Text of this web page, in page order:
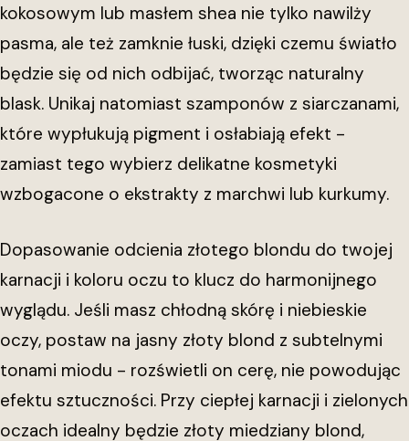
kokosowym lub masłem shea nie tylko nawilży
pasma, ale też zamknie łuski, dzięki czemu światło
będzie się od nich odbijać, tworząc naturalny
blask. Unikaj natomiast szamponów z siarczanami,
które wypłukują pigment i osłabiają efekt -
zamiast tego wybierz delikatne kosmetyki
wzbogacone o ekstrakty z marchwi lub kurkumy.
Dopasowanie odcienia złotego blondu do twojej
karnacji i koloru oczu to klucz do harmonijnego
wyglądu. Jeśli masz chłodną skórę i niebieskie
oczy, postaw na jasny złoty blond z subtelnymi
tonami miodu - rozświetli on cerę, nie powodując
efektu sztuczności. Przy ciepłej karnacji i zielonych
oczach idealny będzie złoty miedziany blond,